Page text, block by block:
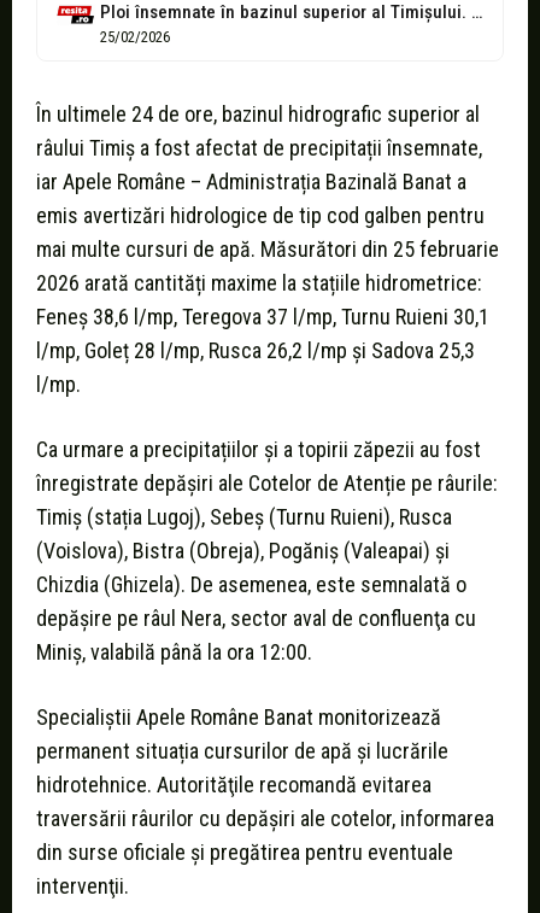
Ploi însemnate în bazinul superior al Timișului. Cod galben pe mai multe...
25/02/2026
În ultimele 24 de ore, bazinul hidrografic superior al
râului Timiș a fost afectat de precipitații însemnate,
iar Apele Române – Administrația Bazinală Banat a
emis avertizări hidrologice de tip cod galben pentru
mai multe cursuri de apă. Măsurători din 25 februarie
2026 arată cantități maxime la stațiile hidrometrice:
Feneș 38,6 l/mp, Teregova 37 l/mp, Turnu Ruieni 30,1
l/mp, Goleț 28 l/mp, Rusca 26,2 l/mp și Sadova 25,3
l/mp.
Ca urmare a precipitațiilor şi a topirii zăpezii au fost
înregistrate depășiri ale Cotelor de Atenție pe râurile:
Timiș (stația Lugoj), Sebeș (Turnu Ruieni), Rusca
(Voislova), Bistra (Obreja), Pogăniș (Valeapai) și
Chizdia (Ghizela). De asemenea, este semnalată o
depășire pe râul Nera, sector aval de confluenţa cu
Miniș, valabilă până la ora 12:00.
Specialiştii Apele Române Banat monitorizează
permanent situația cursurilor de apă şi lucrările
hidrotehnice. Autorităţile recomandă evitarea
traversării râurilor cu depăşiri ale cotelor, informarea
din surse oficiale şi pregătirea pentru eventuale
intervenţii.